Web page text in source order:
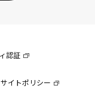
認証
サイトポリシー